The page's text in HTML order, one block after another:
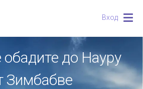
Вход
обадите до Науру
Зимбабве